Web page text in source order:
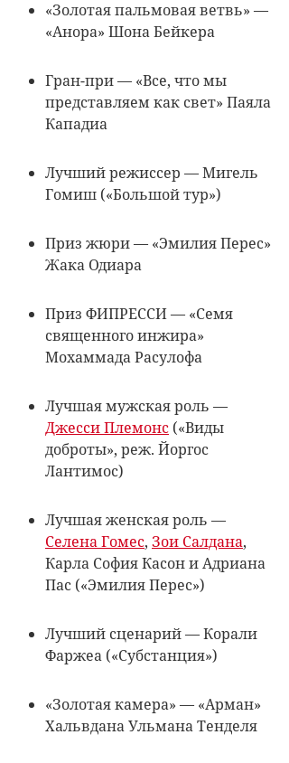
«Золотая пальмовая ветвь» —
«Анора» Шона Бейкера
Гран-при — «Все, что мы
представляем как свет» Паяла
Кападиа
Лучший режиссер — Мигель
Гомиш («Большой тур»)
Приз жюри — «Эмилия Перес»
Жака Одиара
Приз ФИПРЕССИ — «Семя
священного инжира»
Мохаммада Расулофа
Лучшая мужская роль —
Джесси Племонс («Виды
доброты», реж. Йоргос
Лантимос)
Лучшая женская роль —
Селена Гомес, Зои Салдана,
Карла София Касон и Адриана
Пас («Эмилия Перес»)
Лучший сценарий — Корали
Фаржеа («Субстанция»)
«Золотая камера» — «Арман»
Хальвдана Ульмана Тенделя